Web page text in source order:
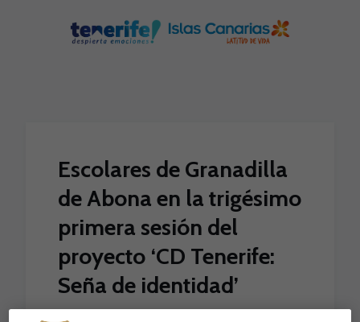
Escolares de Granadilla
de Abona en la trigésimo
primera sesión del
proyecto ‘CD Tenerife:
Seña de identidad’